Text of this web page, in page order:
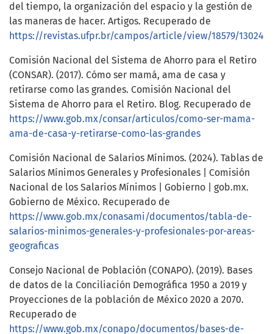
del tiempo, la organización del espacio y la gestión de
las maneras de hacer. Artigos. Recuperado de
https://revistas.ufpr.br/campos/article/view/18579/13024
Comisión Nacional del Sistema de Ahorro para el Retiro
(CONSAR). (2017). Cómo ser mamá, ama de casa y
retirarse como las grandes. Comisión Nacional del
Sistema de Ahorro para el Retiro. Blog. Recuperado de
https://www.gob.mx/consar/articulos/como-ser-mama-
ama-de-casa-y-retirarse-como-las-grandes
Comisión Nacional de Salarios Mínimos. (2024). Tablas de
Salarios Mínimos Generales y Profesionales | Comisión
Nacional de los Salarios Mínimos | Gobierno | gob.mx.
Gobierno de México. Recuperado de
https://www.gob.mx/conasami/documentos/tabla-de-
salarios-minimos-generales-y-profesionales-por-areas-
geograficas
Consejo Nacional de Población (CONAPO). (2019). Bases
de datos de la Conciliación Demográfica 1950 a 2019 y
Proyecciones de la población de México 2020 a 2070.
Recuperado de
https://www.gob.mx/conapo/documentos/bases-de-